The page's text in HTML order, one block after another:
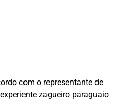
com o representante de
zagueiro paraguaio